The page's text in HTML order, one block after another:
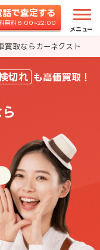
話で査定する
無料 8:00~22:00
メニュー
買取ならカーネクスト
ネクスト
切れ も高価買取！